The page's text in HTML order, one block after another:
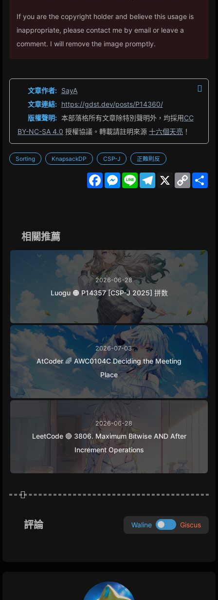
If you are the copyright holder and believe this usage is
inappropriate, please contact me by email or leave a
comment. I will remove the image promptly.
文章作者: SayA
文章連結: https://gdst.dev/posts/P14360/
版權聲明: 本部落格所有文章除特別聲明外，均採用CC
BY-NC-SA 4.0 授權協議。轉載請註明來源 十六個天亮 ！
Sorting KnapsackDP CSP-J 正難則反
F
M
L
X
C
相關推薦
2026-06-28
Luogu 🟠 P14357 [CSP-J 2025] 拼数
2026-07-03
AtCoder 🌈 AWC0104C Deciding the Meeting
Place
2026-06-28
LeetCode 🔴 3806. Maximum Bitwise AND After
Increment Operations
評論 Waline Giscus